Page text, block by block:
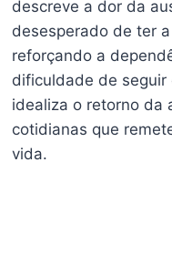
descreve a dor da
desesperado de ter
reforçando a
dificuldade de seguir
idealiza o retorno da
cotidianas que
vida.